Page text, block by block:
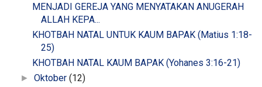
MENJADI GEREJA YANG MENYATAKAN ANUGERAH
ALLAH KEPA...
KHOTBAH NATAL UNTUK KAUM BAPAK (Matius 1:18-
25)
KHOTBAH NATAL KAUM BAPAK (Yohanes 3:16-21)
►Oktober(12)